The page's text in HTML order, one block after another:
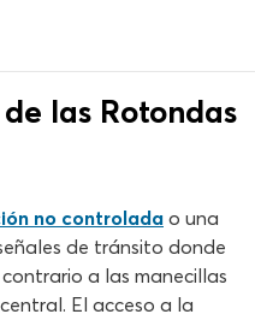
las Rotondas
no controladao una
de tránsito donde
a las manecillas
El acceso a la